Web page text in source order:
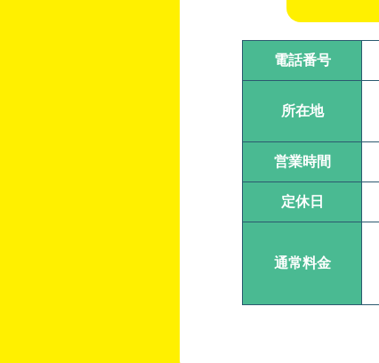
電話番号
所在地
営業時間
定休日
通常料金